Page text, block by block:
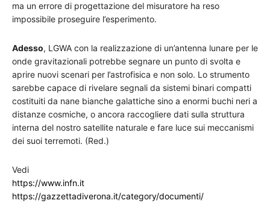
ma un errore di progettazione del misuratore ha reso
impossibile proseguire l’esperimento.
Adesso, LGWA con la realizzazione di un’antenna lunare per le
onde gravitazionali potrebbe segnare un punto di svolta e
aprire nuovi scenari per l’astrofisica e non solo. Lo strumento
sarebbe capace di rivelare segnali da sistemi binari compatti
costituiti da nane bianche galattiche sino a enormi buchi neri a
distanze cosmiche, o ancora raccogliere dati sulla struttura
interna del nostro satellite naturale e fare luce sui meccanismi
dei suoi terremoti. (Red.)
Vedi
https://www.infn.it
https://gazzettadiverona.it/category/documenti/